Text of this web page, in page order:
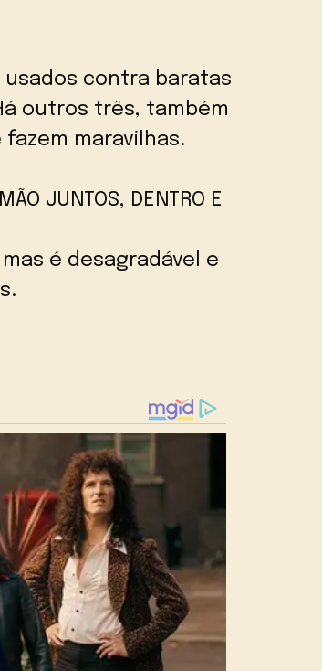
usados contra baratas
outros três, também
maravilhas.
JUNTOS, DENTRO E
é desagradável e